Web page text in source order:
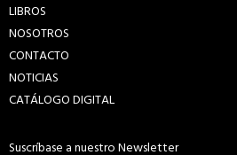
LIBROS
NOSOTROS
CONTACTO
NOTICIAS
CATÁLOGO DIGITAL
Suscríbase a nuestro Newsletter